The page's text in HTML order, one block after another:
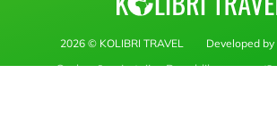
2026 © KOLIBRI TRAVEL Developed by
Saskaņā ar Latvijas Republikas